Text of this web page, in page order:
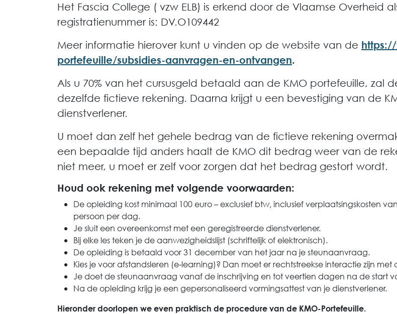
Het Fascia College ( vzw ELB) is erkend door de Vlaamse Overheid
registratienummer is: DV.O109442
Meer informatie hierover kunt u vinden op de website van de
portefeuille/subsidies-aanvragen-en-ontvangen.
Als u 70% van het cursusgeld betaald aan de KMO portefeuille, zal
dezelfde fictieve rekening. Daarna krijgt u een bevestiging van de
dienstverlener.
U moet dan zelf het gehele bedrag van de fictieve rekening
een bepaalde tijd anders haalt de KMO dit bedrag weer van de
niet meer, u moet er zelf voor zorgen dat het bedrag gestort wordt.
Houd ook rekening met volgende voorwaarden:
De opleiding kost minimaal 100 euro – exclusief btw, inclusief verplaatsingskosten
persoon per dag.
Je sluit een overeenkomst met een geregistreerde dienstverlener.
Bij elke les teken je de aanwezigheidslijst (schriftelijk of elektronisch).
De opleiding is betaald voor 31 december van het jaar na je steunaanvraag.
Kies je voor afstandsleren (e-learning)? Dan moet er rechtstreekse interactie zijn
Je doet de steunaanvraag vanaf de inschrijving en tot veertien dagen na de start
Na de opleiding krijg je een gepersonaliseerd vormingsattest van je dienstverlener.
Hieronder doorlopen we even praktisch de procedure van de KMO-Portefeuille.